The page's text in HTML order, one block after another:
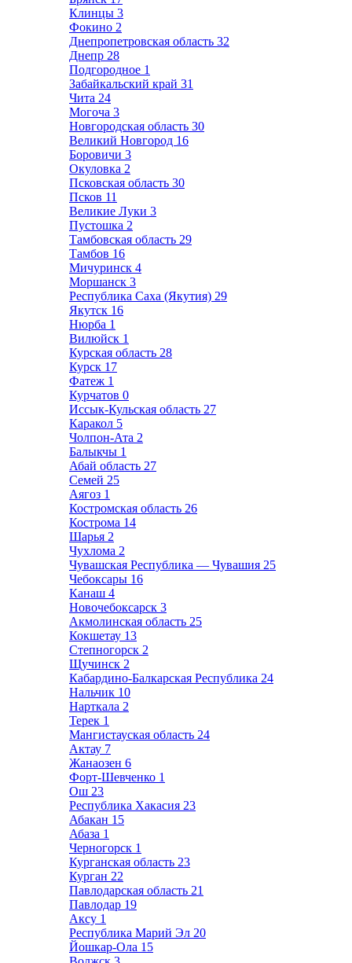
Клинцы 3
Фокино 2
Днепропетровская область 32
Днепр 28
Подгородное 1
Забайкальский край 31
Чита 24
Могоча 3
Новгородская область 30
Великий Новгород 16
Боровичи 3
Окуловка 2
Псковская область 30
Псков 11
Великие Луки 3
Пустошка 2
Тамбовская область 29
Тамбов 16
Мичуринск 4
Моршанск 3
Республика Саха (Якутия) 29
Якутск 16
Нюрба 1
Вилюйск 1
Курская область 28
Курск 17
Фатеж 1
Курчатов 0
Иссык-Кульская область 27
Каракол 5
Чолпон-Ата 2
Балыкчы 1
Абай область 27
Семей 25
Аягоз 1
Костромская область 26
Кострома 14
Шарья 2
Чухлома 2
Чувашская Республика — Чувашия 25
Чебоксары 16
Канаш 4
Новочебоксарск 3
Акмолинская область 25
Кокшетау 13
Степногорск 2
Щучинск 2
Кабардино-Балкарская Республика 24
Нальчик 10
Нарткала 2
Терек 1
Мангистауская область 24
Актау 7
Жанаозен 6
Форт-Шевченко 1
Ош 23
Республика Хакасия 23
Абакан 15
Абаза 1
Черногорск 1
Курганская область 23
Курган 22
Павлодарская область 21
Павлодар 19
Аксу 1
Республика Марий Эл 20
Йошкар-Ола 15